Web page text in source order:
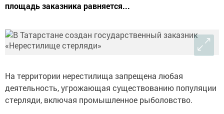
площадь заказника равняется...
На территории нерестилища запрещена любая
деятельность, угрожающая существованию популяции
стерляди, включая промышленное рыболовство.